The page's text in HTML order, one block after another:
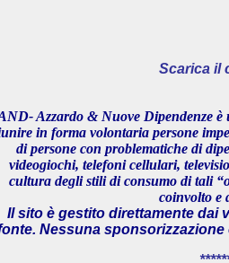
Scarica il
Azzardo & Nuove Dipendenze è
in forma volontaria persone
di persone con problematiche di
videogiochi, telefoni cellulari,
cultura degli stili di consumo di tali
coinvolto e
Il sito è gestito direttamente dai
Nessuna